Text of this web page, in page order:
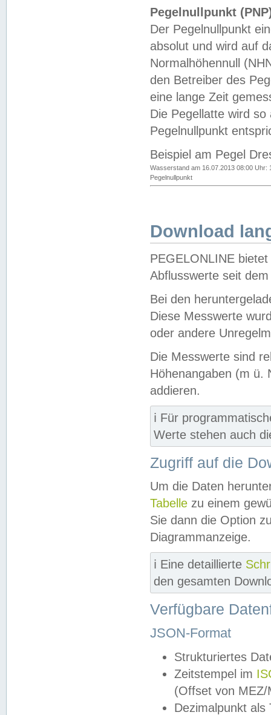
Pegelnullpunkt
Der Pegelnullpunkt
absolut und wird auf
Normalhöhennull
den Betreiber des
eine lange Zeit
Die Pegellatte wird
Pegelnullpunkt
Beispiel am Pegel
Wasserstand am 16.07.2013 08:00 Uhr:
Pegelnullpunkt
Download
PEGELONLINE
Abflusswerte seit
Bei den
Diese Messwerte
oder andere
Die Messwerte sind
Höhenangaben (m ü.
addieren.
ℹ️ Für
Werte stehen auch
Zugriff auf die
Um die Daten
Tabelle zu einem
Sie dann die Option
Diagrammanzeige.
ℹ️ Eine detaillierte
den gesamten
Verfügbare
JSON-Format
Strukturiertes
Zeitstempel im
(Offset von MEZ/
Dezimalpunkt als